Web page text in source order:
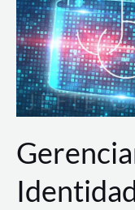
Operações